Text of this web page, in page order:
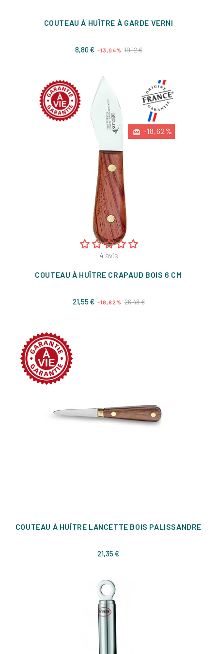
COUTEAU À HUÎTRE À GARDE VERNI
8,80 € Prix
-13,04% 10,12 €Prix
-18,62%
4 avis
COUTEAU À HUÎTRE CRAPAUD BOIS 6 CM
21,55 € Prix
-18,62% 26,48 €Prix
COUTEAU À HUÎTRE LANCETTE BOIS PALISSANDRE
21,35 €